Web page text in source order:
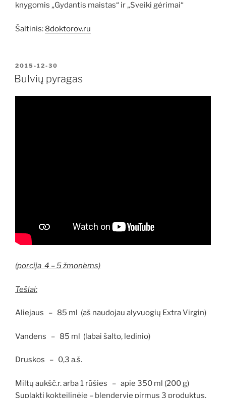
knygomis „Gydantis maistas“ ir „Sveiki gėrimai“
Šaltinis: 8doktorov.ru
PASKELBTA
2015-12-30
Bulvių pyragas
(porcija 4 – 5 žmonėms)
Tešlai:
Aliejaus – 85 ml (aš naudojau alyvuogių Extra Virgin)
Vandens – 85 ml (labai šalto, ledinio)
Druskos – 0,3 a.š.
Miltų aukšč.r. arba 1 rūšies – apie 350 ml (200 g)
Suplakti kokteilinėje – blenderyje pirmus 3 produktus.